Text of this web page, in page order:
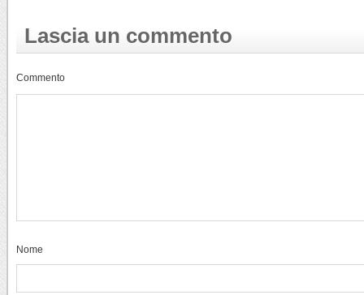
Lascia un commento
Commento
Nome